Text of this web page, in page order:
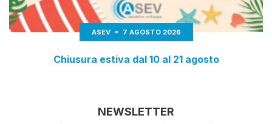
ASEV 7 AGOSTO 2026
Chiusura estiva dal 10 al 21 agosto
NEWSLETTER